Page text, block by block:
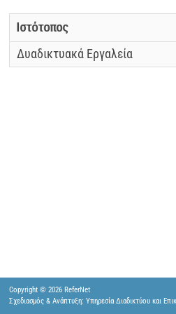
Ιστότοπος
Δυαδικτυακά Εργαλεία
Copyright © 2026 ReferNet
Σχεδιασμός & Ανάπτυξη: Υπηρεσία Διαδικτύου και